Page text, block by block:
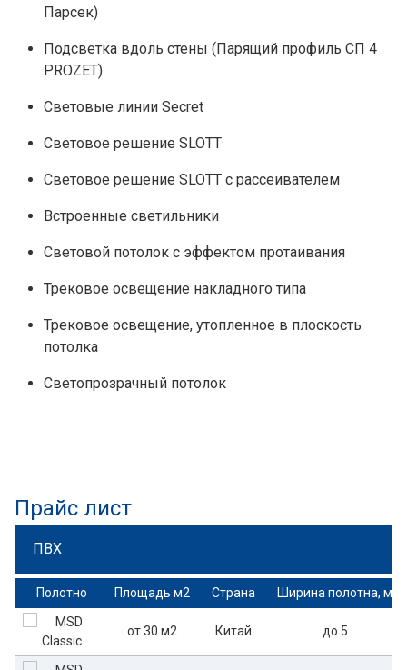
Парсек)
Подсветка вдоль стены (Парящий профиль СП 4
PROZET)
Световые линии Secret
Световое решение SLOTT
Световое решение SLOTT с рассеивателем
Встроенные светильники
Световой потолок с эффектом протаивания
Трековое освещение накладного типа
Трековое освещение, утопленное в плоскость
потолка
Светопрозрачный потолок
Прайс лист
ПВХ
Полотно Площадь м2 Страна Ширина полотна, м
от 30 м2 Китай до 5